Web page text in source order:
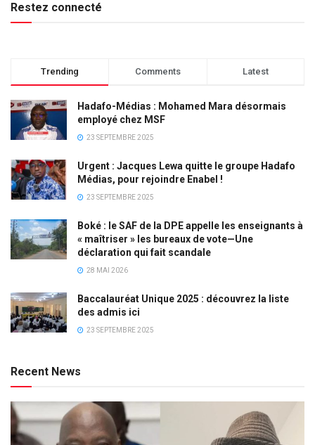
Restez connecté
Trending Comments Latest
Hadafo-Médias : Mohamed Mara désormais
employé chez MSF
23 SEPTEMBRE 2025
Urgent : Jacques Lewa quitte le groupe Hadafo
Médias, pour rejoindre Enabel !
23 SEPTEMBRE 2025
Boké : le SAF de la DPE appelle les enseignants à
« maîtriser » les bureaux de vote—Une
déclaration qui fait scandale
28 MAI 2026
Baccalauréat Unique 2025 : découvrez la liste
des admis ici
23 SEPTEMBRE 2025
Recent News